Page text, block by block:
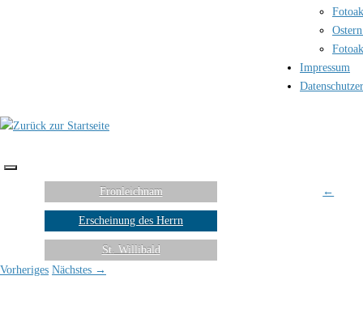
Impressum
Fronleichnam
Erscheinung des Herrn
St. Willibald
←
Vorheriges Nächstes →